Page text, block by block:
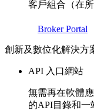
客戶組合（在
Broker Portal
創新及數位化解決方
API 入口網站
無需再在軟體
的API目錄和一